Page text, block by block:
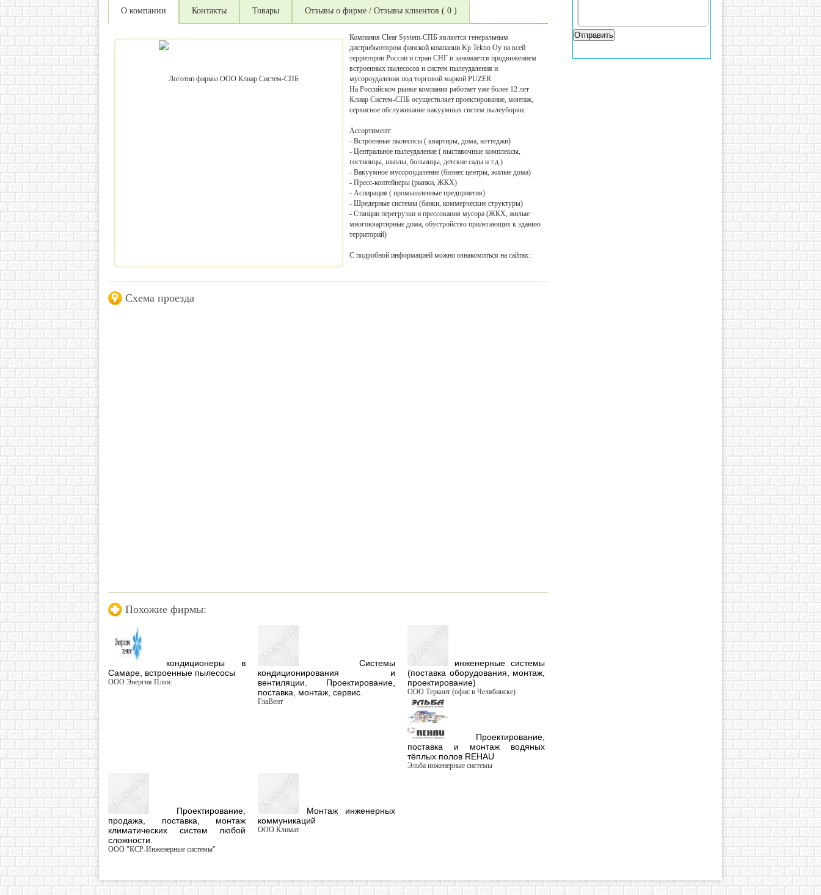
О компании Контакты Товары Отзывы о фирме / Отзывы клиентов ( 0 )
Компания Clear System-СПБ является генеральным
дистрибьютором финской компании Kp Tekno Oy на всей
территории России и стран СНГ и занимается продвижением
встроенных пылесосов и систем пылеудаления и
мусороудаления под торговой маркой PUZER.
На Российском рынке компания работает уже более 12 лет
Клиар Систем-СПБ осуществляет проектирование, монтаж,
сервисное обслуживание вакуумных систем пылеуборки.
Ассортимент:
- Встроенные пылесосы ( квартиры, дома, коттеджи)
- Центральное пылеудаление ( выставочные комплексы,
гостиницы, школы, больницы, детские сады и т.д.)
- Вакуумное мусороудаление (бизнес центры, жилые дома)
- Пресс-контейнеры (рынки, ЖКХ)
- Аспирация ( промышленные предприятия)
- Шредерные системы (банки, коммерческие структуры)
- Станции перегрузки и прессования мусора (ЖКХ, жилые
многоквартирные дома, обустройство прилегающих к зданию
территорий)
С подробной информацией можно ознакомиться на сайтах:
Схема проезда
Похожие фирмы:
кондиционеры в
Самаре, встроенные пылесосы
ООО Энергия Плюс
Системы
кондиционирования и
вентиляции. Проектирование,
поставка, монтаж, сервис.
ГлаВент
инженерные системы
(поставка оборудования, монтаж,
проектирование)
ООО Терконт (офис в Челябинске)
Проектирование,
поставка и монтаж водяных
тёплых полов REHAU
Эльба инженерные системы
Проектирование,
продажа, поставка, монтаж
климатических систем любой
сложности.
ООО "КСР-Инженерные системы"
Монтаж инженерных
коммуникаций
OOO Климат